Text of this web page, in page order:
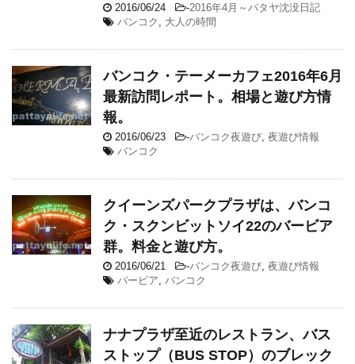
2016/06/24 -2016年4月～パタヤ沈没日記
バンコク
大人の時間
バンコク・テーメーカフェ2016年6月
最新訪問レポート。相場と遊び方情
報。
2016/06/23 -バンコク夜遊び 夜遊び情報
バンコク
クイーンズパークプラザは、バンコ
ク・スクンビットソイ22のバービア
群。料金と遊び方。
2016/06/21 -バンコク夜遊び 夜遊び情報
バービア
バンコク
ナナプラザ至近のレストラン、バス
ストップ（BUS STOP）のブレック